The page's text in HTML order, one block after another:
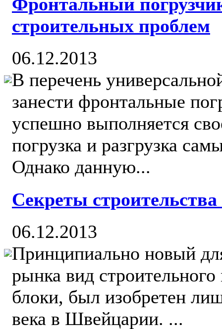
строительных проблем
06.12.2013
В перечень
занести фронтальные
успешно выполняется
погрузка и разгрузка
Однако данную...
Секреты
06.12.2013
Принципиально новый
рынка вид
блоки, был изобретен
века в Швейцарии. ...